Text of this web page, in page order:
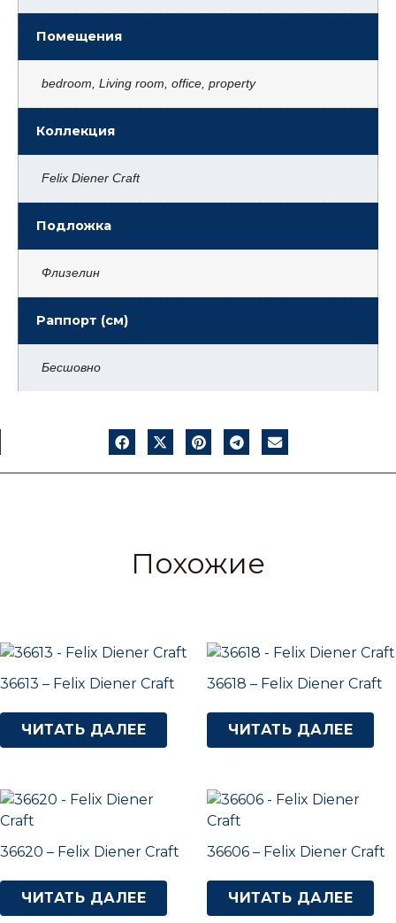
Помещения
bedroom, Living room, office, property
Коллекция
Felix Diener Craft
Подложка
Флизелин
Раппорт (см)
Бесшовно
Похожие
36613 – Felix Diener Craft
ЧИТАТЬ ДАЛЕЕ
36618 – Felix Diener Craft
ЧИТАТЬ ДАЛЕЕ
36620 – Felix Diener Craft
ЧИТАТЬ ДАЛЕЕ
36606 – Felix Diener Craft
ЧИТАТЬ ДАЛЕЕ